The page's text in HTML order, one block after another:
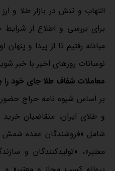
التهاب و تنش در بازار طلا و
برای بررسی و اطلاع از
مبادله رفتیم تا از پیدا و پنهان
نوسانات روزهای اخیر با خبر
معاملات شفاف طلا جای خود را
بر اساس شیوه نامه حراج
و طلای ایران، متقاضیان
شامل «فروشندگان عمده شمش
معتبر»، «تولیدکنندگان و